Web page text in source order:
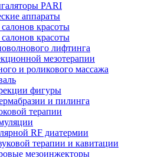
PARI
аппараты
красоты
красоты
лифтинга
мезотерапии
и роликового массажа
фигуры
и пилинга
терапии
RF диатермии
терапии и кавитации
мезоинжекторы